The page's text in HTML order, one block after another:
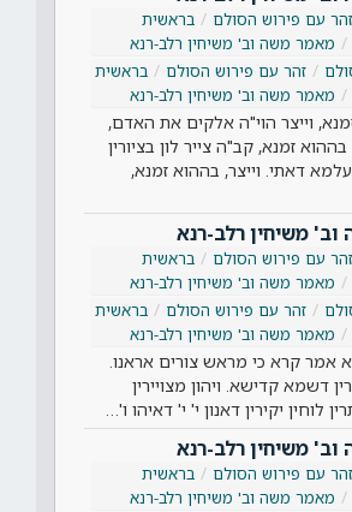
זהר עם פירוש הסולם
בראשית
מאמר משה וב' משיחין רלב-רנא
זהר עם פירוש הסולם
בראשית
מאמר משה וב' משיחין רלב-רנא
וייצר הוי"ה אלקים את האדם,
זמנא, קב"ה צייר לון בציורין
דאתי. וייצר, בההוא זמנא,
משיחין רלב-רנא
זהר עם פירוש הסולם
בראשית
מאמר משה וב' משיחין רלב-רנא
זהר עם פירוש הסולם
בראשית
מאמר משה וב' משיחין רלב-רנא
אמר קרא כי מראש צורים אראנו.
דשמא קדישא. ויהון מצויירין
לוחין יקירין דאנון י' י' דאיהו ו'…
משיחין רלב-רנא
זהר עם פירוש הסולם
בראשית
מאמר משה וב' משיחין רלב-רנא